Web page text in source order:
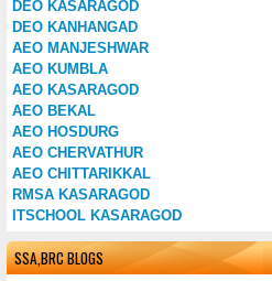
DEO KASARAGOD
DEO KANHANGAD
AEO MANJESHWAR
AEO KUMBLA
AEO KASARAGOD
AEO BEKAL
AEO HOSDURG
AEO CHERVATHUR
AEO CHITTARIKKAL
RMSA KASARAGOD
ITSCHOOL KASARAGOD
SSA,BRC BLOGS